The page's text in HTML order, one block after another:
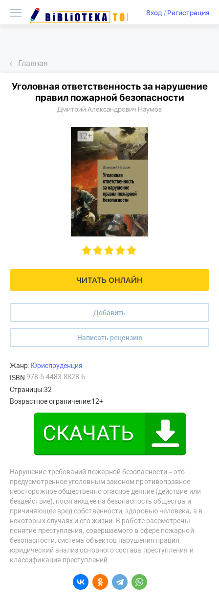
Вход/ Регистрация
Главная
ЧИТАТЬ ОНЛАЙН
Добавить
Написать рецензию
Уголовная ответственность за нарушение
правил пожарной безопасности
Дмитрий Александрович Наумов
Жанр: Юриспруденция
ISBN:978-5-4483-8828-6
Страницы:32
Возрастное ограничение:12+
Нарушение требований пожарной безопасности – это
предусмотренное уголовным законом противоправное
неосторожное общественно опасное деяние (действие или
бездействие), посягающее на безопасность общества и
причиняющее вред собственности, здоровью человека, а в
некоторых случаях и его жизни. В работе рассмотрены
понятие преступления, совершаемого в сфере пожарной
безопасности, система объектов нарушения правил,
юридический анализ основного состава преступления и
классификация преступлений.